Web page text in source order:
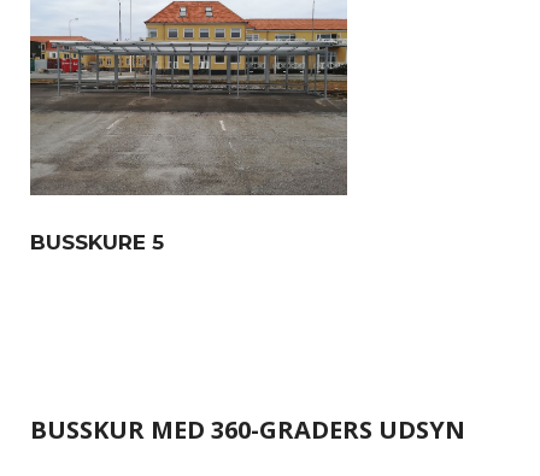
BUSSKURE 5
BUSSKUR MED 360-GRADERS UDSYN